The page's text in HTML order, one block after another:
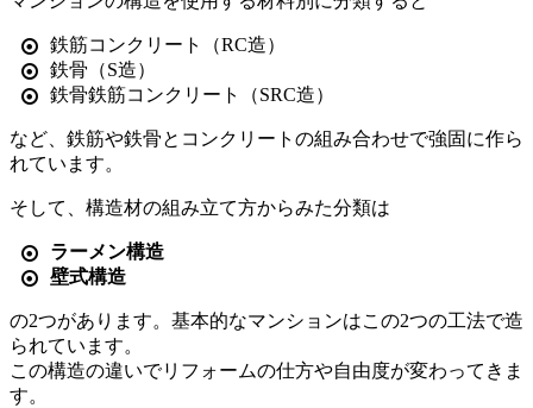
鉄筋コンクリート（RC造）
鉄骨（S造）
鉄骨鉄筋コンクリート（SRC造）
など、鉄筋や鉄骨とコンクリートの組み合わせで強固に作ら
れています。
そして、構造材の組み立て方からみた分類は
ラーメン構造
壁式構造
の2つがあります。基本的なマンションはこの2つの工法で造
られています。
この構造の違いでリフォームの仕方や自由度が変わってきま
す。